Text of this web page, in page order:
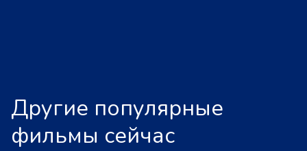
Другие популярные
фильмы сейчас